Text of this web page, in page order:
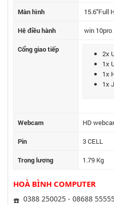
Màn hình 15.6"Full
Hệ điều hành win 10pro
Cổng giao tiếp
2x
1x
1x
1x
Webcam HD
Pin 3 CELL
Trọng lượng 1.79 Kg
HOÀ BÌNH COMPUTER
0388 250025 - 08688